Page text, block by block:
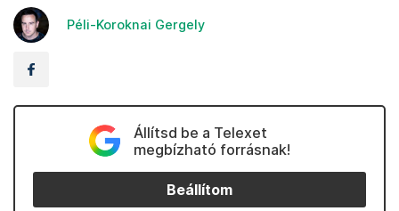
Péli-Koroknai Gergely
Állítsd be a Telexet
megbízható forrásnak!
Beállítom